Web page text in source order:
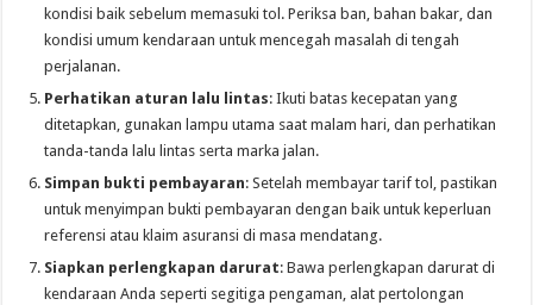
kondisi baik sebelum memasuki tol. Periksa ban, bahan bakar, dan
kondisi umum kendaraan untuk mencegah masalah di tengah
perjalanan.
Perhatikan aturan lalu lintas: Ikuti batas kecepatan yang
ditetapkan, gunakan lampu utama saat malam hari, dan perhatikan
tanda-tanda lalu lintas serta marka jalan.
Simpan bukti pembayaran: Setelah membayar tarif tol, pastikan
untuk menyimpan bukti pembayaran dengan baik untuk keperluan
referensi atau klaim asuransi di masa mendatang.
Siapkan perlengkapan darurat: Bawa perlengkapan darurat di
kendaraan Anda seperti segitiga pengaman, alat pertolongan